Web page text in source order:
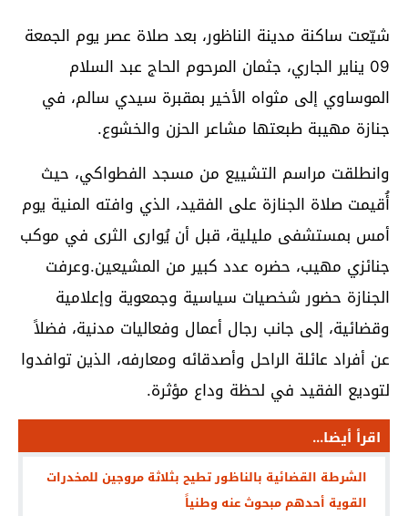
شيّعت ساكنة مدينة الناظور، بعد صلاة عصر يوم الجمعة
09 يناير الجاري، جثمان المرحوم الحاج عبد السلام
الموساوي إلى مثواه الأخير بمقبرة سيدي سالم، في
جنازة مهيبة طبعتها مشاعر الحزن والخشوع.
وانطلقت مراسم التشييع من مسجد الفطواكي، حيث
أُقيمت صلاة الجنازة على الفقيد، الذي وافته المنية يوم
أمس بمستشفى مليلية، قبل أن يُوارى الثرى في موكب
جنائزي مهيب، حضره عدد كبير من المشيعين.وعرفت
الجنازة حضور شخصيات سياسية وجمعوية وإعلامية
وقضائية، إلى جانب رجال أعمال وفعاليات مدنية، فضلاً
عن أفراد عائلة الراحل وأصدقائه ومعارفه، الذين توافدوا
لتوديع الفقيد في لحظة وداع مؤثرة.
اقرأ أيضا...
الشرطة القضائية بالناظور تطيح بثلاثة مروجين للمخدرات
القوية أحدهم مبحوث عنه وطنياً